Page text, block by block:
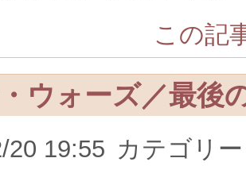
この記
ウォーズ／最後
20 19:55 カテゴリ